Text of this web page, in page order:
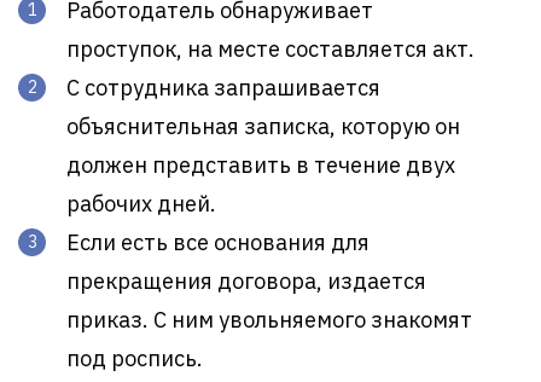
Работодатель обнаруживает
проступок, на месте составляется акт.
С сотрудника запрашивается
объяснительная записка, которую он
должен представить в течение двух
рабочих дней.
Если есть все основания для
прекращения договора, издается
приказ. С ним увольняемого знакомят
под роспись.